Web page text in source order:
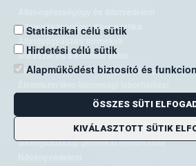
Statisztikai célú sütik
Hirdetési célú sütik
Alapműködést biztosító és
ÖSSZES SÜTI
KIVÁLASZTOTT SÜTIK
Állategészségügyi diagnosztika
Borászat és alkoholos italok
Élelmiszer- és takarmánybiztonság
Kockázatkezelés
Mezőgazdasági genetikai erőforrások